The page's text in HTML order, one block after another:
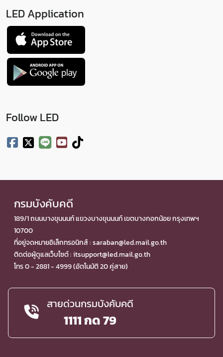
LED Application
Follow LED
กรมบังคับคดี
189/1 ถนนบางขุนนนท์ แขวงบางขุนนนท์ เขตบางกอกน้อย กรุงเทพฯ
10700
ที่อยู่จดหมายอิเล็กทรอนิกส์ : saraban@led.mail.go.th
ติดต่อผู้ดูแลเว็บไซต์ : itsupport@led.mail.go.th
โทร 0 - 2881 - 4999 (อัตโนมัติ 20 คู่สาย)
สายด่วนกรมบังคับคดี
1111 กด 79